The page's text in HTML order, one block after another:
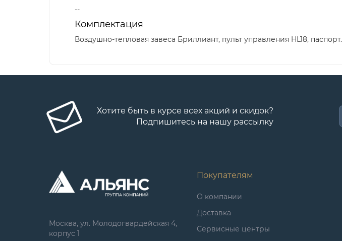
--
Комплектация
Воздушно-тепловая завеса Бриллиант, пульт управления HL18, паспорт.
Хотите быть в курсе всех акций и скидок?
Подпишитесь на нашу рассылку
Москва, ул. Молодогвардейская 4,
корпус 1
Покупателям
О компании
Доставка
Сервисные центры